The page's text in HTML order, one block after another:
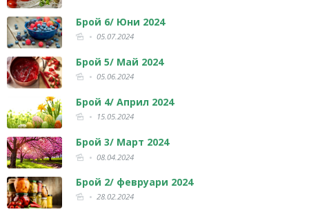
Брой 6/ Юни 2024
05.07.2024
Брой 5/ Май 2024
05.06.2024
Брой 4/ Април 2024
15.05.2024
Брой 3/ Март 2024
08.04.2024
Брой 2/ февруари 2024
28.02.2024